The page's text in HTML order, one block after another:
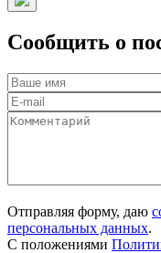
Сообщить о
Отправляя форму, даю
персональных данных.
С положениями